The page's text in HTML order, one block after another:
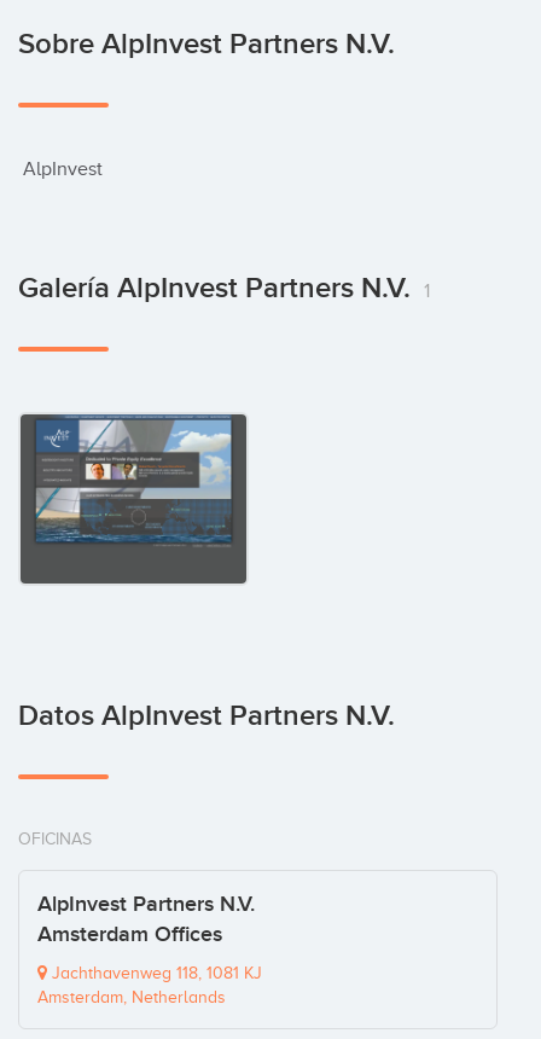
Sobre AlpInvest Partners N.V.
AlpInvest
Galería AlpInvest Partners N.V. 1
Datos AlpInvest Partners N.V.
OFICINAS
AlpInvest Partners N.V.
Amsterdam Offices
Jachthavenweg 118, 1081 KJ
Amsterdam, Netherlands